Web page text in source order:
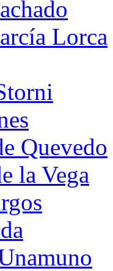
Lorca
Quevedo
la Vega